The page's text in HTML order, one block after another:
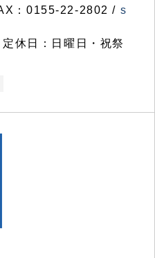
：0155-22-2802 / s
休日：日曜日・祝祭